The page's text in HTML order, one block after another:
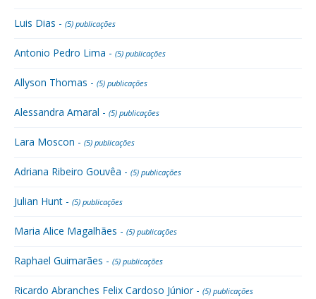
Luis Dias - (5) publicações
Antonio Pedro Lima - (5) publicações
Allyson Thomas - (5) publicações
Alessandra Amaral - (5) publicações
Lara Moscon - (5) publicações
Adriana Ribeiro Gouvêa - (5) publicações
Julian Hunt - (5) publicações
Maria Alice Magalhães - (5) publicações
Raphael Guimarães - (5) publicações
Ricardo Abranches Felix Cardoso Júnior - (5) publicações